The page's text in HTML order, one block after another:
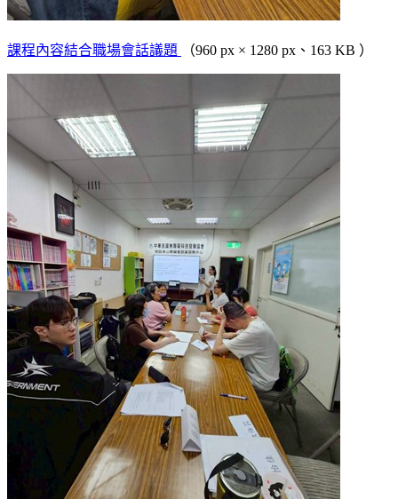
課程內容結合職場會話議題 （960 px × 1280 px、163 KB ）